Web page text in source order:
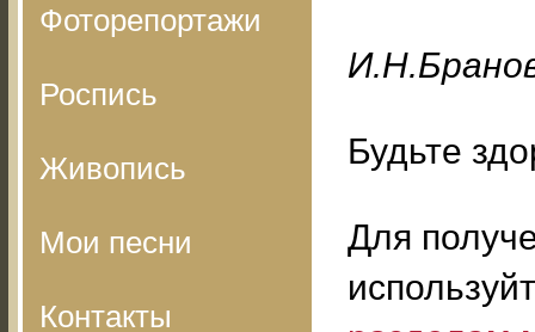
Фоторепортажи
Роспись
Живопись
Мои песни
Контакты
Будьте
Для